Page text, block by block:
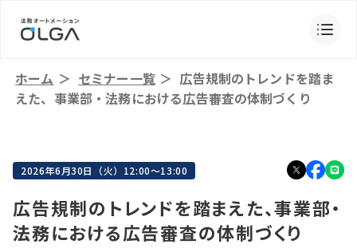
ホーム ＞ セミナー一覧 ＞ 広告規制のトレンドを踏ま
えた、事業部・法務における広告審査の体制づくり
2026年6月30日（火）12:00～13:00
広告規制のトレンドを踏まえた、事業部・
法務における広告審査の体制づくり